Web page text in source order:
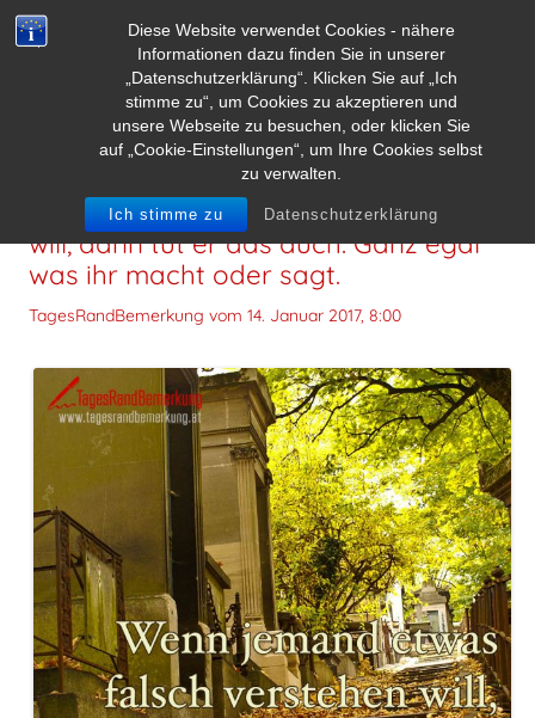
Diese Website verwendet Cookies - nähere
Informationen dazu finden Sie in unserer
„Datenschutzerklärung“. Klicken Sie auf „Ich
stimme zu“, um Cookies zu akzeptieren und
unsere Webseite zu besuchen, oder klicken Sie
auf „Cookie-Einstellungen“, um Ihre Cookies selbst
zu verwalten.
Ich stimme zu Datenschutzerklärung
Wenn jemand etwas falsch verstehen
will, dann tut er das auch. Ganz egal
was ihr macht oder sagt.
TagesRandBemerkung vom 14. Januar 2017, 8:00